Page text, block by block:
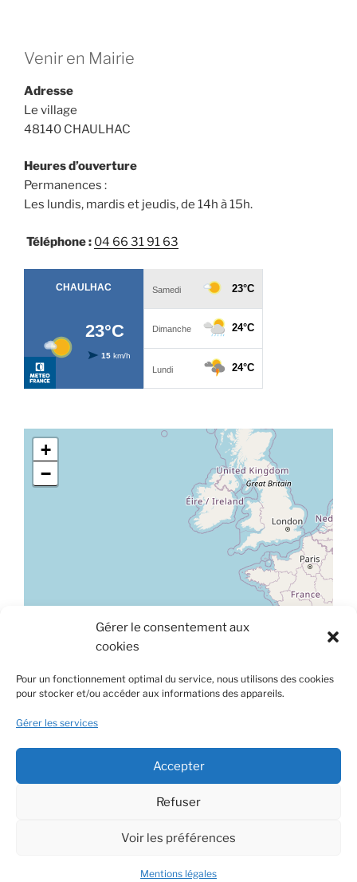
Gérer le consentement aux
cookies
Pour un fonctionnement optimal du service, nous utilisons des cookies
pour stocker et/ou accéder aux informations des appareils.
Gérer les services
Accepter
Refuser
Voir les préférences
Mentions légales
Venir en Mairie
Adresse
Le village
48140 CHAULHAC
Heures d’ouverture
Permanences :
Les lundis, mardis et jeudis, de 14h à 15h.
Téléphone : 04 66 31 91 63
+
−
Leaflet|© OpenStreetMap
Ce site est hébergé sur une plateforme mutualisée et
gérée par le Centre de Gestion de la Fonction Publique
Rechercher
© 2021 / 2026 - Commune de Chaulhac – Lozère tous droits